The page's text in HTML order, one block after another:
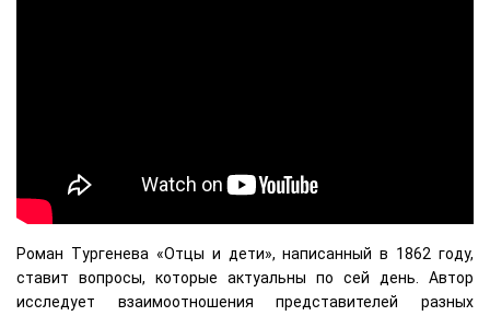
Роман Тургенева «Отцы и дети», написанный в 1862 году,
ставит вопросы, которые актуальны по сей день. Автор
исследует взаимоотношения представителей разных